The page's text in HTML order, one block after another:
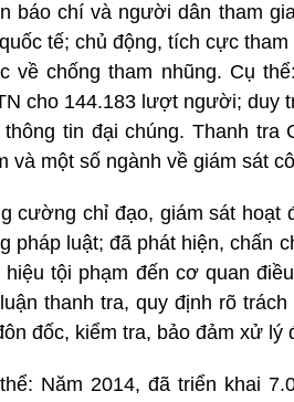
báo chí và người dân tham
tế; chủ động, tích cực
về chống tham nhũng. Cụ
cho 144.183 lượt người; duy
thông tin đại chúng. Thanh
và một số ngành về giám sát
cường chỉ đạo, giám sát hoạt
pháp luật; đã phát hiện, chấn
hiệu tội phạm đến cơ quan
thanh tra, quy định rõ
đốc, kiểm tra, bảo đảm xử lý
Năm 2014, đã triển khai